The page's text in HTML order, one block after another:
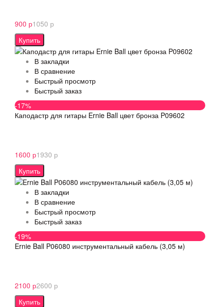
900 р1050 р
Купить
В закладки
В сравнение
Быстрый просмотр
Быстрый заказ
-17%
Каподастр для гитары Ernie Ball цвет бронза P09602
1600 р1930 р
Купить
В закладки
В сравнение
Быстрый просмотр
Быстрый заказ
-19%
Ernie Ball P06080 инструментальный кабель (3,05 м)
2100 р2600 р
Купить